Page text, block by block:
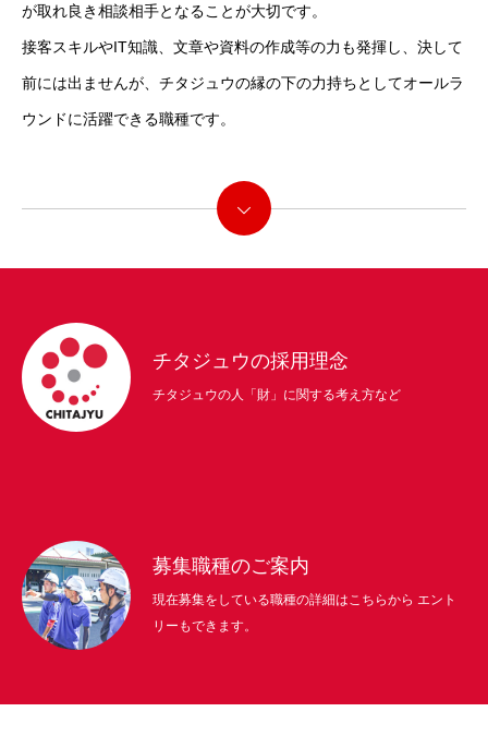
が取れ良き相談相手となることが大切です。
接客スキルやIT知識、文章や資料の作成等の力も発揮し、決して
前には出ませんが、チタジュウの縁の下の力持ちとしてオールラ
ウンドに活躍できる職種です。
続きを読む
チタジュウの採用理念
チタジュウの人「財」に関する考え方など
募集職種のご案内
現在募集をしている職種の詳細はこちらから エント
リーもできます。